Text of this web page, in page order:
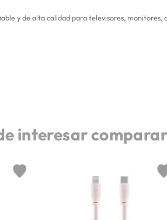
y de alta calidad para televisores,
interesar